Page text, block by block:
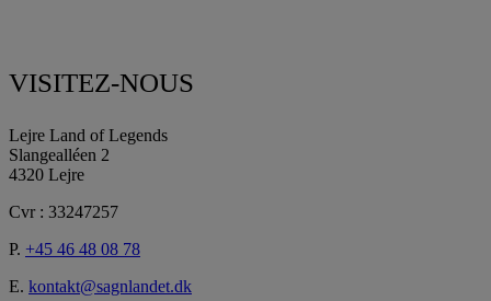
VISITEZ-NOUS
Lejre Land of Legends
Slangealléen 2
4320 Lejre
Cvr : 33247257
P. +45 46 48 08 78
E. kontakt@sagnlandet.dk